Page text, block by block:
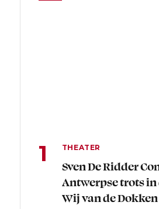
THEATER
Sven De Ridder
Antwerpse trots
Wij van de Dokken